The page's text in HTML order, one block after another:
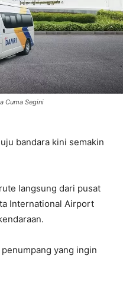
Cuma Segini
bandara kini semakin
langsung dari pusat
International Airport
yang ingin